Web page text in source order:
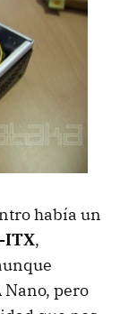
había un
ITX,
pero